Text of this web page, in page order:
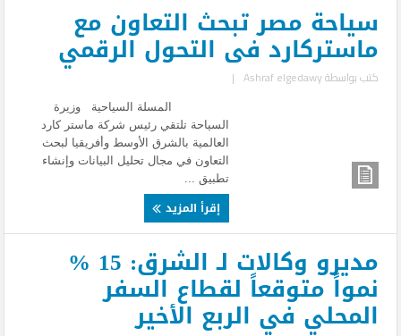
سياحة مصر تبحث التعاون مع
ماستركارد فى التحول الرقمي
كتب بواسطةAshraf elgedawy
|
المسلة السياحية وزيرة
السياحة تلتقي رئيس شركة ماستر كارد
العالمية بالشرق الأوسط وأفريقيا لبحث
التعاون في مجال تحليل البيانات وإنشاء
تطبيق ...
إقرأ المزيد
مديرو وكالات لـ الشرق: 15 %
نمواً متوقعاً لقطاع السفر
المحلي في الربع الأخير